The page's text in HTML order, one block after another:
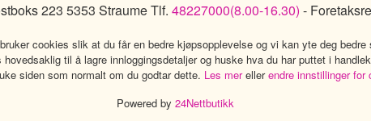
223 5353 Straume Tlf. 48227000(8.00-16.30) -
cookies slik at du får en bedre kjøpsopplevelse og vi kan yte deg bedre
hovedsaklig til å lagre innloggingsdetaljer og huske hva du har puttet i
siden som normalt om du godtar dette. Les merellerendre innstillinger for
Powered by 24Nettbutikk